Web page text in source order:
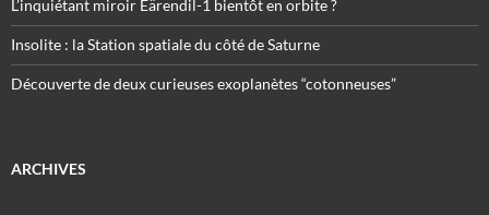
L’inquiétant miroir Eärendil-1 bientôt en orbite ?
Insolite : la Station spatiale du côté de Saturne
Découverte de deux curieuses exoplanètes “cotonneuses”
ARCHIVES